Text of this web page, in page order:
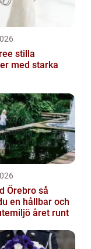
med starka
så
en hållbar och
året runt